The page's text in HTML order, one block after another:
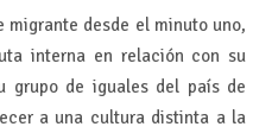
migrante desde el minuto uno,
interna en relación con su
grupo de iguales del país de
a una cultura distinta a la